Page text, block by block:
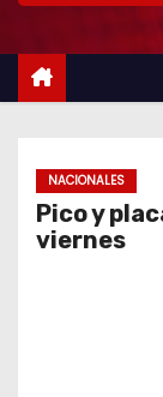
NACIONALES
Pico y
viernes